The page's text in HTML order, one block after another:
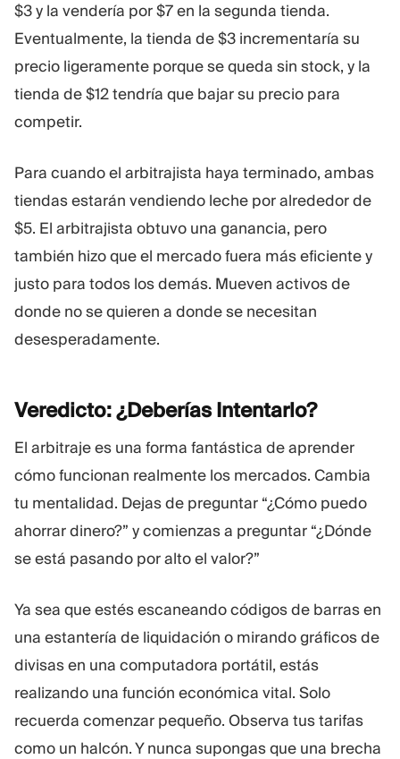
$3 y la vendería por $7 en la segunda tienda.
Eventualmente, la tienda de $3 incrementaría su
precio ligeramente porque se queda sin stock, y la
tienda de $12 tendría que bajar su precio para
competir.
Para cuando el arbitrajista haya terminado, ambas
tiendas estarán vendiendo leche por alrededor de
$5. El arbitrajista obtuvo una ganancia, pero
también hizo que el mercado fuera más eficiente y
justo para todos los demás. Mueven activos de
donde no se quieren a donde se necesitan
desesperadamente.
Veredicto: ¿Deberías Intentarlo?
El arbitraje es una forma fantástica de aprender
cómo funcionan realmente los mercados. Cambia
tu mentalidad. Dejas de preguntar “¿Cómo puedo
ahorrar dinero?” y comienzas a preguntar “¿Dónde
se está pasando por alto el valor?”
Ya sea que estés escaneando códigos de barras en
una estantería de liquidación o mirando gráficos de
divisas en una computadora portátil, estás
realizando una función económica vital. Solo
recuerda comenzar pequeño. Observa tus tarifas
como un halcón. Y nunca supongas que una brecha